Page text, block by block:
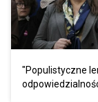
"Populistyczne